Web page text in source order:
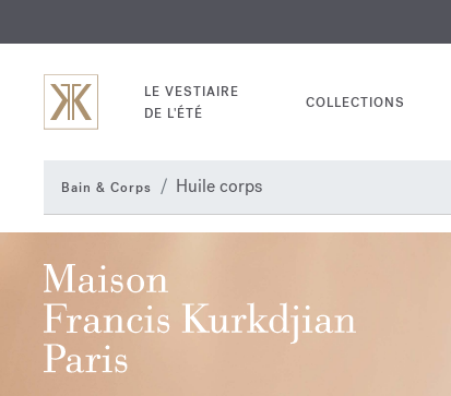
LE VESTIAIRE
DE L'ÉTÉ
COLLECTIONS
Bain & Corps Huile corps